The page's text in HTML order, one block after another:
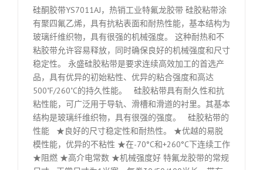
硅酮胶带YS7011AJ，热销工业特氟龙胶带 硅胶粘带涂
有聚四氟乙烯，具有抗粘表面和耐热性能，基本结构为
玻璃纤维织物，具有很强的机械强度。 这种耐热和不
粘胶带允许容易释放，同时确保良好的机械强度和尺寸
稳定性。 永盛硅胶粘带是要求连续高效加工的首选产
品，具有优异的初始粘性、优异的粘合强度和高达
500˚F/260˚C的持久性能。 硅胶粘带具有耐久性和抗
粘性能，可广泛用于导轨、滑槽和滑道的衬里。其基本
结构是玻璃纤维织物，具有很强的强度。 硅胶粘带的
性能 ★良好的尺寸稳定性和耐热性。 ★优越的易脱
模性能，优异的不粘性 ★在-70°C和+260°C下连续工作
★阻燃 ★高介电常数 ★机械强度好 特氟龙胶带的常规